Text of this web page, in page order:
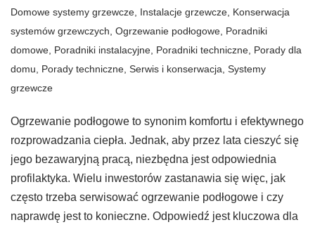
Domowe systemy grzewcze, Instalacje grzewcze, Konserwacja
systemów grzewczych, Ogrzewanie podłogowe, Poradniki
domowe, Poradniki instalacyjne, Poradniki techniczne, Porady dla
domu, Porady techniczne, Serwis i konserwacja, Systemy
grzewcze
Ogrzewanie podłogowe to synonim komfortu i efektywnego
rozprowadzania ciepła. Jednak, aby przez lata cieszyć się
jego bezawaryjną pracą, niezbędna jest odpowiednia
profilaktyka. Wielu inwestorów zastanawia się więc, jak
często trzeba serwisować ogrzewanie podłogowe i czy
naprawdę jest to konieczne. Odpowiedź jest kluczowa dla